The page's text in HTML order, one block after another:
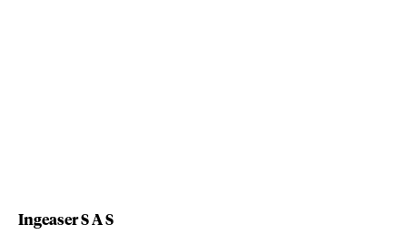
Ingeaser S A S